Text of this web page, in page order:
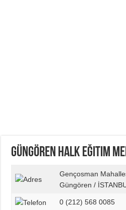
Güngören Halk Eğitim
Gençosman
Güngören /
0 (212) 568 0085